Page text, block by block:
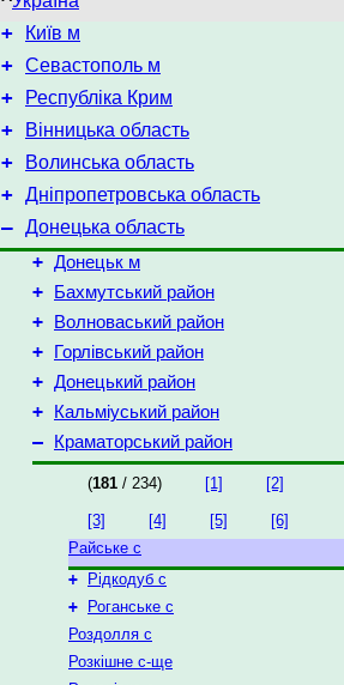
+ Київ м
+ Севастополь м
+ Республіка Крим
+ Вінницька область
+ Волинська область
+ Дніпропетровська область
– Донецька область
+ Донецьк м
+ Бахмутський район
+ Волноваський район
+ Горлівський район
+ Донецький район
+ Кальміуський район
– Краматорський район
(181 / 234) [1] [2]
[3] [4] [5]
[6]
Райське с
+
Рідкодуб с
+
Роганське с
Роздолля с
Розкішне с-ще